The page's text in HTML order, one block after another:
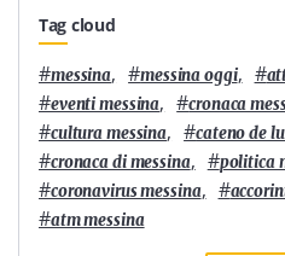
Tag cloud
#messina, #messina oggi, #
#eventi messina, #cronaca
#cultura messina, #cateno de
#cronaca di messina, #politica
#coronavirus messina, #
#atm messina